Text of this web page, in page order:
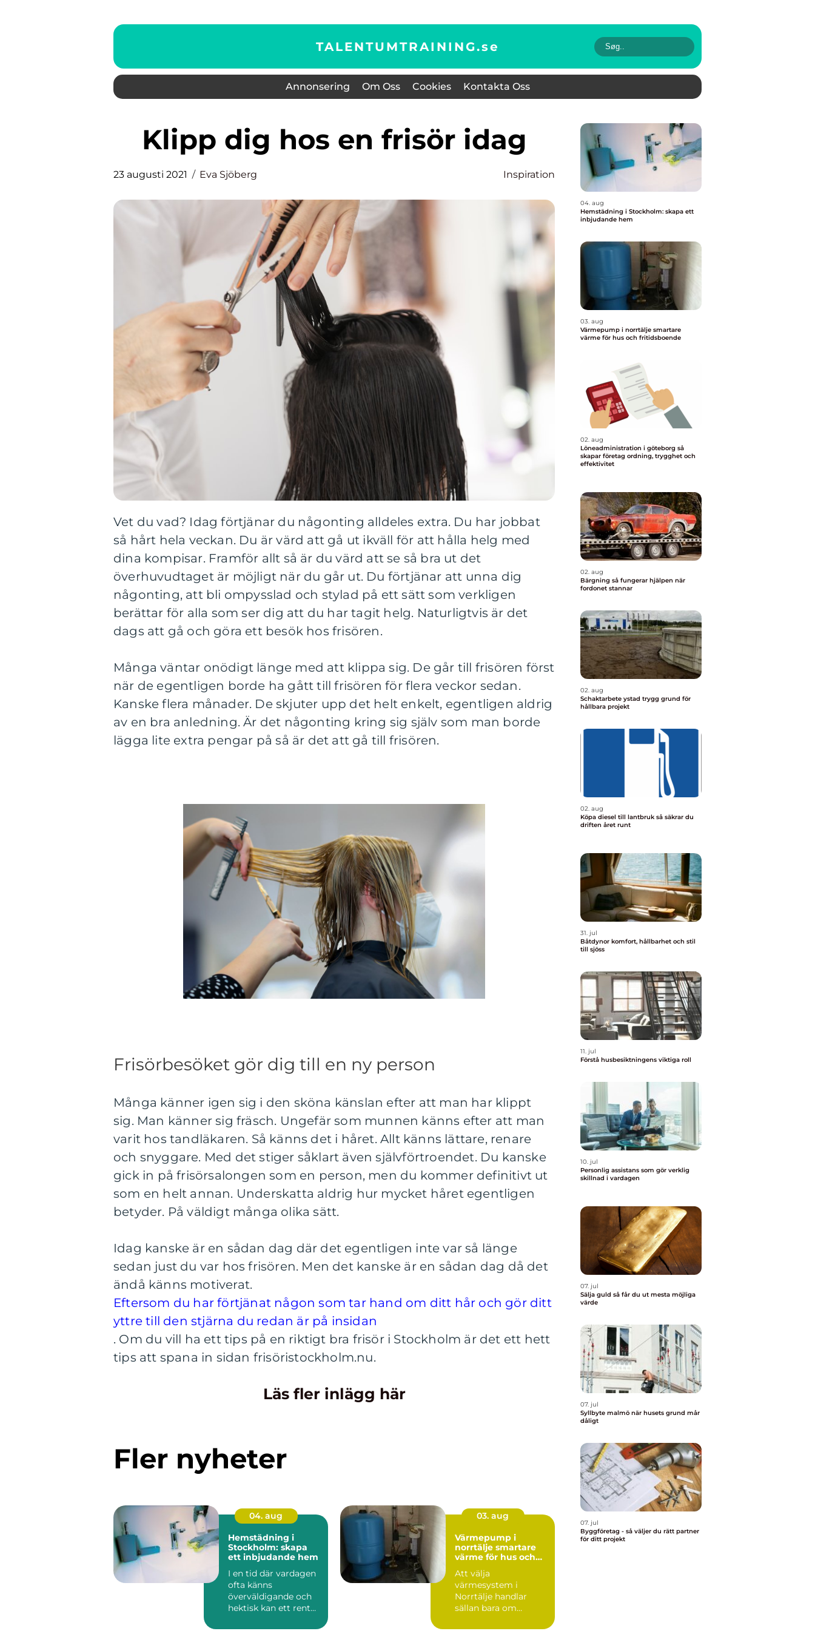
TALENTUMTRAINING.se
Annonsering Om Oss Cookies Kontakta Oss
Klipp dig hos en frisör idag
23 augusti 2021 Eva Sjöberg Inspiration
Vet du vad? Idag förtjänar du någonting alldeles extra. Du har jobbat
så hårt hela veckan. Du är värd att gå ut ikväll för att hålla helg med
dina kompisar. Framför allt så är du värd att se så bra ut det
överhuvudtaget är möjligt när du går ut. Du förtjänar att unna dig
någonting, att bli ompysslad och stylad på ett sätt som verkligen
berättar för alla som ser dig att du har tagit helg. Naturligtvis är det
dags att gå och göra ett besök hos frisören.
Många väntar onödigt länge med att klippa sig. De går till frisören först
när de egentligen borde ha gått till frisören för flera veckor sedan.
Kanske flera månader. De skjuter upp det helt enkelt, egentligen aldrig
av en bra anledning. Är det någonting kring sig själv som man borde
lägga lite extra pengar på så är det att gå till frisören.
Frisörbesöket gör dig till en ny person
Många känner igen sig i den sköna känslan efter att man har klippt
sig. Man känner sig fräsch. Ungefär som munnen känns efter att man
varit hos tandläkaren. Så känns det i håret. Allt känns lättare, renare
och snyggare. Med det stiger såklart även självförtroendet. Du kanske
gick in på frisörsalongen som en person, men du kommer definitivt ut
som en helt annan. Underskatta aldrig hur mycket håret egentligen
betyder. På väldigt många olika sätt.
Idag kanske är en sådan dag där det egentligen inte var så länge
sedan just du var hos frisören. Men det kanske är en sådan dag då det
ändå känns motiverat.
Eftersom du har förtjänat någon som tar hand om ditt hår och gör ditt
yttre till den stjärna du redan är på insidan
. Om du vill ha ett tips på en riktigt bra frisör i Stockholm är det ett hett
tips att spana in sidan frisöristockholm.nu.
Läs fler inlägg här
Fler nyheter
04. aug
Hemstädning i
Stockholm: skapa
ett inbjudande hem
I en tid där vardagen
ofta känns
överväldigande och
hektisk kan ett rent
03. aug
Värmepump i
norrtälje smartare
värme för hus och
Att välja
värmesystem i
Norrtälje handlar
sällan bara om
04. aug
Hemstädning i Stockholm: skapa ett
inbjudande hem
03. aug
Värmepump i norrtälje smartare
värme för hus och fritidsboende
02. aug
Löneadministration i göteborg så
skapar företag ordning, trygghet och
effektivitet
02. aug
Bärgning så fungerar hjälpen när
fordonet stannar
02. aug
Schaktarbete ystad trygg grund för
hållbara projekt
02. aug
Köpa diesel till lantbruk så säkrar du
driften året runt
31. jul
Båtdynor komfort, hållbarhet och stil
till sjöss
11. jul
Förstå husbesiktningens viktiga roll
10. jul
Personlig assistans som gör verklig
skillnad i vardagen
07. jul
Sälja guld så får du ut mesta möjliga
värde
07. jul
Syllbyte malmö när husets grund mår
dåligt
07. jul
Byggföretag - så väljer du rätt partner
för ditt projekt